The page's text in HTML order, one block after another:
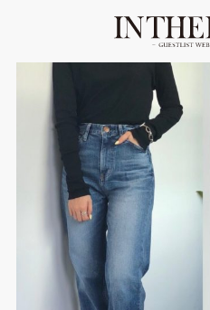
ONLINE SHOP
FASHION
SPOTLIGHT
BEAUTY
LIFE STYLE